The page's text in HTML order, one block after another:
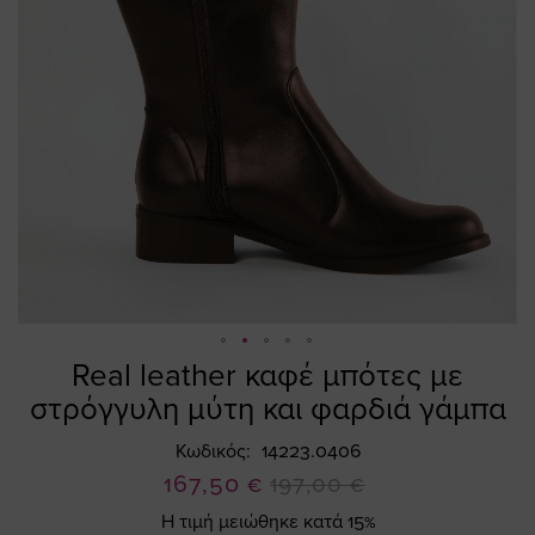
Real leather καφέ μπότες με
στρόγγυλη μύτη και φαρδιά γάμπα
Κωδικός 14223.0406
Ειδική
Τιμή
167,50 € 197,00 €
Η τιμή μειώθηκε κατά 15%
the